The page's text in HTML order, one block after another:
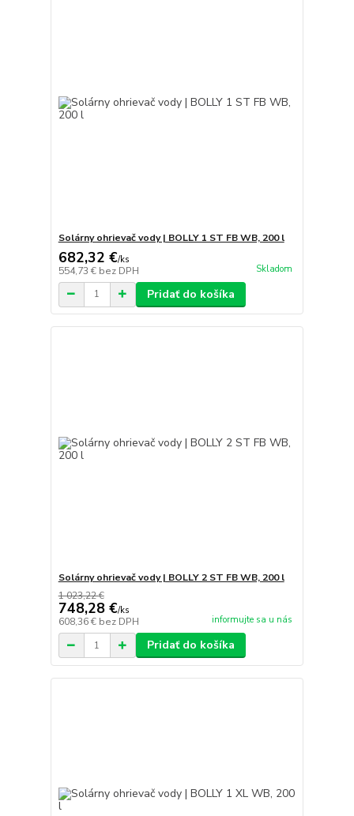
Solárny ohrievač vody | BOLLY 1 ST FB WB, 200 l
682,32 €/ks
554,73 € bez DPH Skladom
Pridať do košíka
Solárny ohrievač vody | BOLLY 2 ST FB WB, 200 l
1 023,22 €
748,28 €/ks
608,36 € bez DPH informujte sa u nás
Pridať do košíka